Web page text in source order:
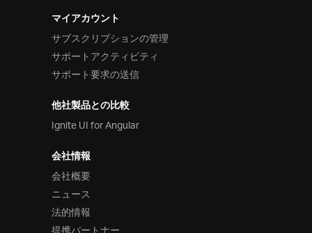
マイアカウント
サブスクリプションの管理
サポートアクティビティ
サポート要求の送信
他社製品との比較
Ignite UI for Angular
会社情報
会社概要
ニュース
法的情報